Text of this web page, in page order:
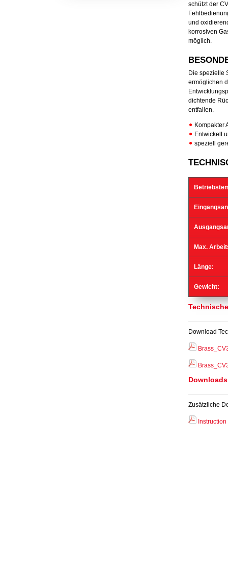
schützt der
und
korrosiven
möglich.
Die spezielle
ermöglichen
dichtende
entfallen.
Kompakter
Entwickelt
speziell
Max.
Länge:
Gewicht:
Download
Downloads
Zusätzliche